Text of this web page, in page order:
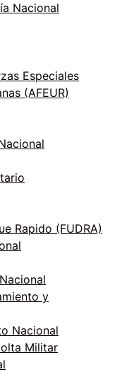
Nacional
Especiales
(AFEUR)
Rapido (FUDRA)
y
Nacional
Militar